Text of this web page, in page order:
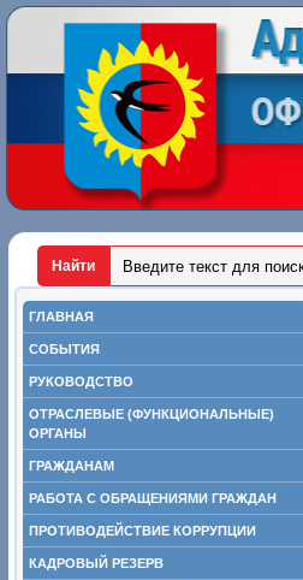
ГЛАВНАЯ
СОБЫТИЯ
РУКОВОДСТВО
ОТРАСЛЕВЫЕ (ФУНКЦИОНАЛЬНЫЕ)
ОРГАНЫ
ГРАЖДАНАМ
РАБОТА С ОБРАЩЕНИЯМИ ГРАЖДАН
ПРОТИВОДЕЙСТВИЕ КОРРУПЦИИ
КАДРОВЫЙ РЕЗЕРВ